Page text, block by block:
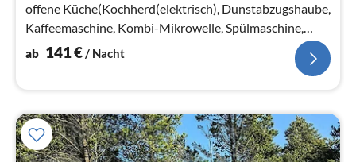
offene Küche(Kochherd(elektrisch), Dunstabzugshaube,
Kaffeemaschine, Kombi-Mikrowelle, Spülmaschine,
Kühlschrank, Tiefkühlschra...
ab 141€/ Nacht